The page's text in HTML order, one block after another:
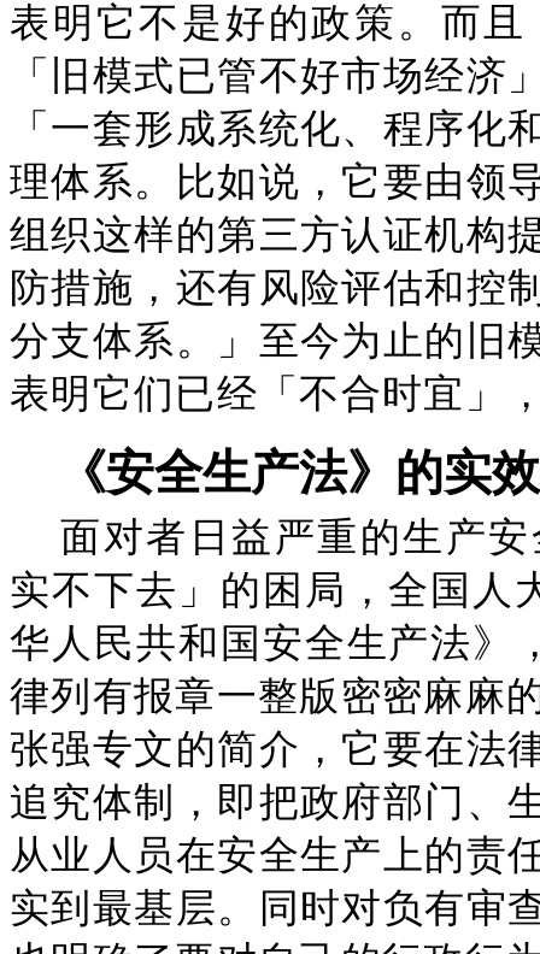
表明它不是好的政策。而
「旧模式已管不好市场经济
「一套形成系统化、程序化
理体系。比如说，它要由领
组织这样的第三方认证机构
防措施，还有风险评估和控
分支体系。」至今为止的旧
表明它们已经「不合时宜」
《安全生产法》的实
面对者日益严重的生产
实不下去」的困局，全国人
华人民共和国安全生产法》
律列有报章一整版密密麻麻
张强专文的简介，它要在法
追究体制，即把政府部门、
从业人员在安全生产上的责
实到最基层。同时对负有审